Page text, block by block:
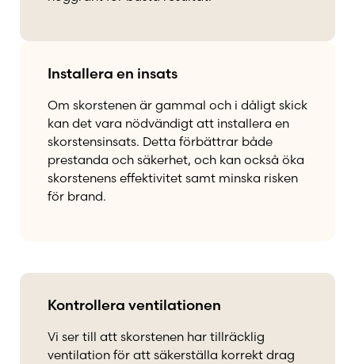
Installera en insats
Om skorstenen är gammal och i dåligt skick
kan det vara nödvändigt att installera en
skorstensinsats. Detta förbättrar både
prestanda och säkerhet, och kan också öka
skorstenens effektivitet samt minska risken
för brand.
Kontrollera ventilationen
Vi ser till att skorstenen har tillräcklig
ventilation för att säkerställa korrekt drag